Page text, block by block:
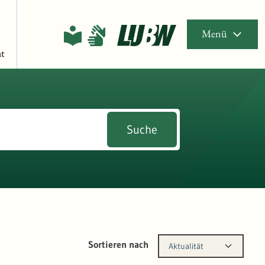
Menü
Suche
Sortieren nach Aktualität